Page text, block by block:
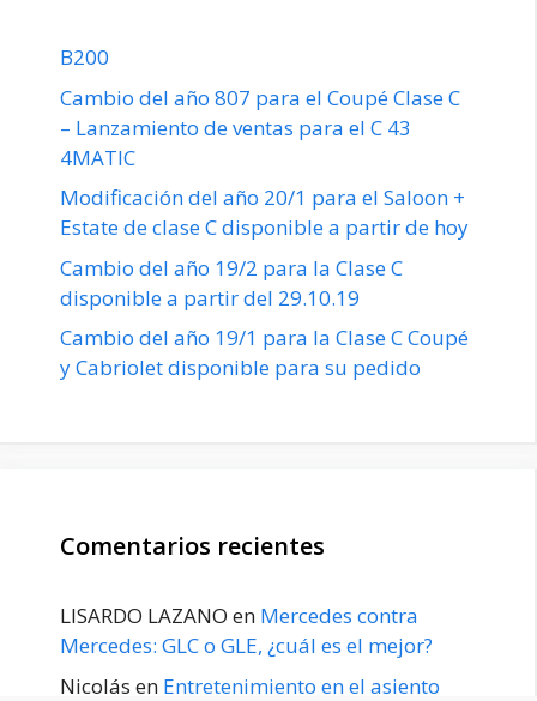
B200
Cambio del año 807 para el Coupé Clase C
– Lanzamiento de ventas para el C 43
4MATIC
Modificación del año 20/1 para el Saloon +
Estate de clase C disponible a partir de hoy
Cambio del año 19/2 para la Clase C
disponible a partir del 29.10.19
Cambio del año 19/1 para la Clase C Coupé
y Cabriolet disponible para su pedido
Comentarios recientes
LISARDO LAZANO en Mercedes contra
Mercedes: GLC o GLE, ¿cuál es el mejor?
Nicolás en Entretenimiento en el asiento